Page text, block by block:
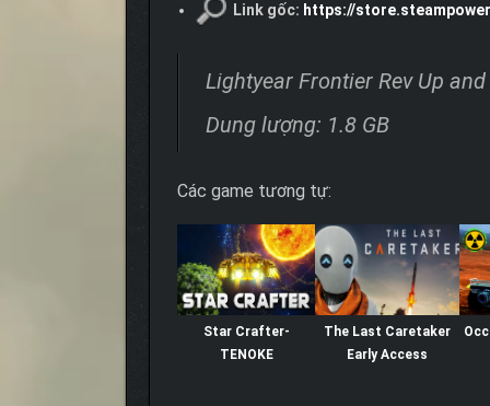
Link gốc: https://
Lightyear Frontier Rev Up
Dung lượng: 1.8 GB
Các game tương tự:
Star Crafter-
TENOKE
The Last Caretaker
Early Access